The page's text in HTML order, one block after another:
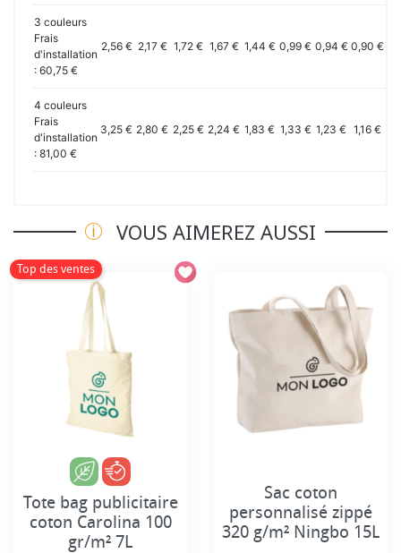
3 couleurs
Frais
d'installation
: 60,75 €
2,56 € 2,17 € 1,72 € 1,67 € 1,44 € 0,99 € 0,94 € 0,90 €
4 couleurs
Frais
d'installation
: 81,00 €
3,25 € 2,80 € 2,25 € 2,24 € 1,83 € 1,33 € 1,23 € 1,16 €
VOUS AIMEREZ AUSSI
Top des ventes
Tote bag publicitaire
coton Carolina 100
gr/m² 7L
Sac coton
personnalisé zippé
320 g/m² Ningbo 15L